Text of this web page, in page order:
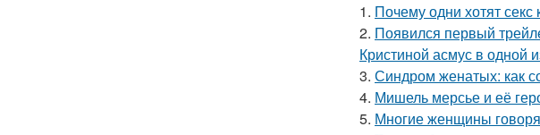
1. Почему одни хотят
2. Появился первый
Кристиной асмус в одной
3. Синдром женатых: как
4. Мишель мерсье и её
5. Многие женщины